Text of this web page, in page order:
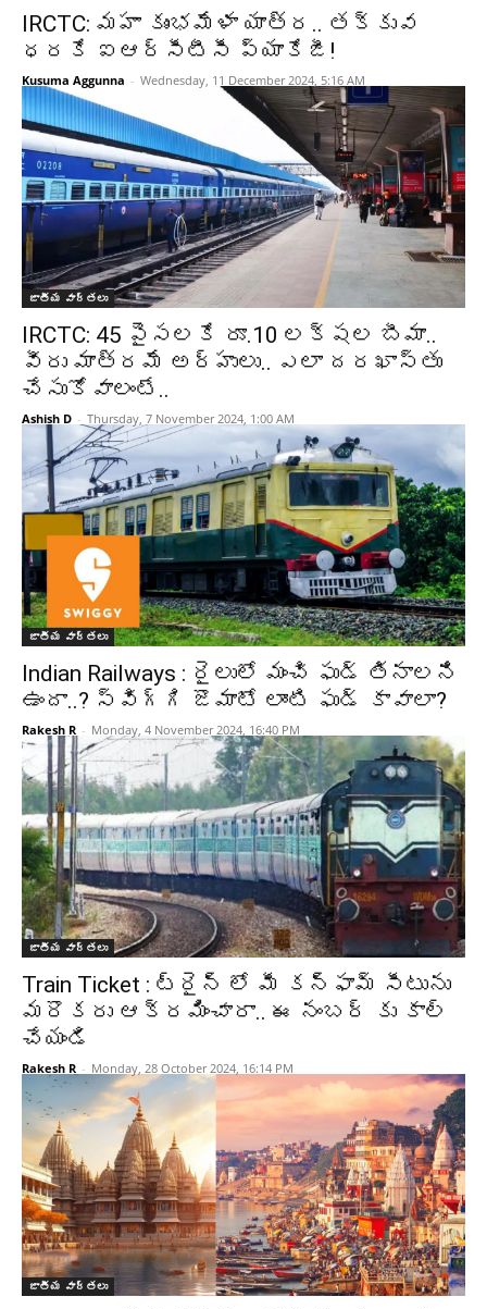
IRCTC: మహా కుంభమేళా యాత్ర.. తక్కువ
ధరకే ఐఆర్‌సీటీసీ ప్యాకేజీ!
Kusuma Aggunna - Wednesday, 11 December 2024, 5:16 AM
జాతీయ వార్తలు
IRCTC: 45 పైసలకే రూ.10 లక్షల బీమా..
వీరు మాత్రమే అర్హులు.. ఎలా దరఖాస్తు
చేసుకోవాలంటే..
Ashish D - Thursday, 7 November 2024, 1:00 AM
జాతీయ వార్తలు
Indian Railways : రైలులో మంచి ఫుడ్ తినాలని
ఉందా..? స్విగ్గి జొమాటో లాంటి ఫుడ్ కావాలా?
Rakesh R - Monday, 4 November 2024, 16:40 PM
జాతీయ వార్తలు
Train Ticket : ట్రైన్ లో మీ కన్ఫామ్ సీటును
మరొకరు ఆక్రమించారా.. ఈ నంబర్ కు కాల్
చేయండి
Rakesh R - Monday, 28 October 2024, 16:14 PM
జాతీయ వార్తలు